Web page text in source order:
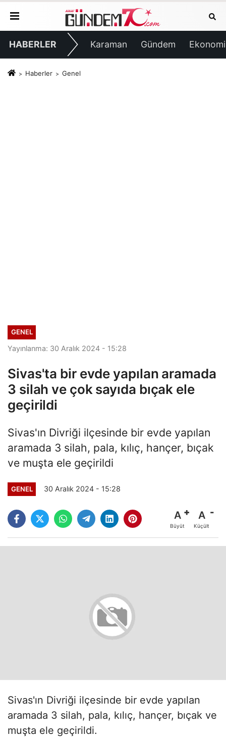
HABERLER Karaman Gündem Ekonomi
Haberler Genel
GENEL
Yayınlanma: 30 Aralık 2024 - 15:28
Sivas'ta bir evde yapılan aramada
3 silah ve çok sayıda bıçak ele
geçirildi
Sivas'ın Divriği ilçesinde bir evde yapılan
aramada 3 silah, pala, kılıç, hançer, bıçak
ve muşta ele geçirildi
GENEL 30 Aralık 2024 - 15:28
A
Büyüt
A
Küçült
Sivas'ın Divriği ilçesinde bir evde yapılan
aramada 3 silah, pala, kılıç, hançer, bıçak ve
muşta ele geçirildi.